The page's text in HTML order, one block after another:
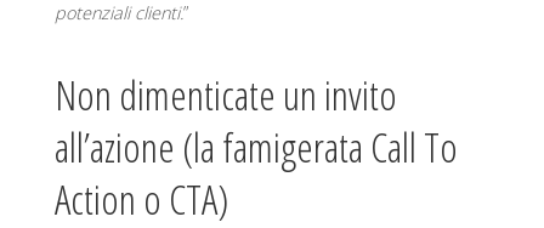
potenziali clienti.”
Non dimenticate un invito
all’azione (la famigerata Call To
Action o CTA)